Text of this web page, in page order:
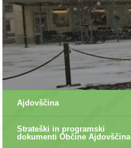
Ajdovščina
Strateški in programski
dokumenti Občine Ajdovščina